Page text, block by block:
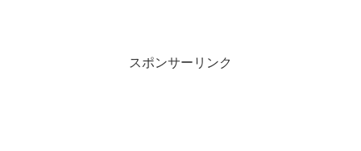
スポンサーリンク